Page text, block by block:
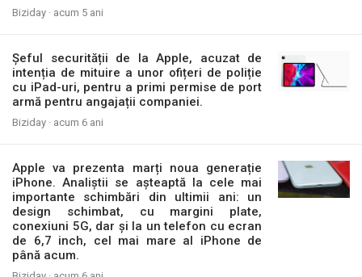
Biziday · acum 5 ani
Șeful securității de la Apple, acuzat de
intenția de mituire a unor ofițeri de poliție
cu iPad-uri, pentru a primi permise de port
armă pentru angajații companiei.
Biziday · acum 6 ani
Apple va prezenta marți noua generație
iPhone. Analiștii se așteaptă la cele mai
importante schimbări din ultimii ani: un
design schimbat, cu margini plate,
conexiuni 5G, dar și la un telefon cu ecran
de 6,7 inch, cel mai mare al iPhone de
până acum.